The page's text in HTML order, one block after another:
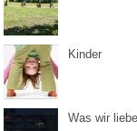
Kinder
Was wir